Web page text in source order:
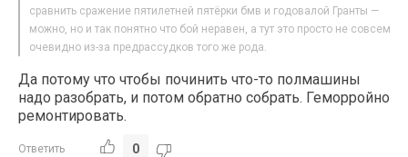
сравнить сражение пятилетней пятёрки бмв и годовалой Гранты —
можно, но и так понятно что бой неравен, а тут это просто не совсем
очевидно из-за предрассудков того же рода.
Да потому что чтобы починить что-то полмашины
надо разобрать, и потом обратно собрать. Геморройно
ремонтировать.
Ответить 0